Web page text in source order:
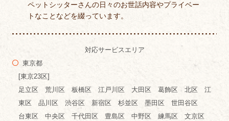
ペットシッターさんの日々のお世話内容やプライベー
トなことなどを綴っています。
対応サービスエリア
東京都
[東京23区]
足立区 荒川区 板橋区 江戸川区 大田区 葛飾区 北区 江
東区 品川区 渋谷区 新宿区 杉並区 墨田区 世田谷区
台東区 中央区 千代田区 豊島区 中野区 練馬区 文京区